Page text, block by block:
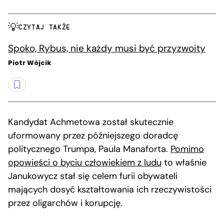
CZYTAJ TAKŻE
Spoko, Rybus, nie każdy musi być przyzwoity
Piotr Wójcik
Kandydat Achmetowa został skutecznie
uformowany przez późniejszego doradcę
politycznego Trumpa, Paula Manaforta. Pomimo
opowieści o byciu człowiekiem z ludu to właśnie
Janukowycz stał się celem furii obywateli
mających dosyć kształtowania ich rzeczywistości
przez oligarchów i korupcję.